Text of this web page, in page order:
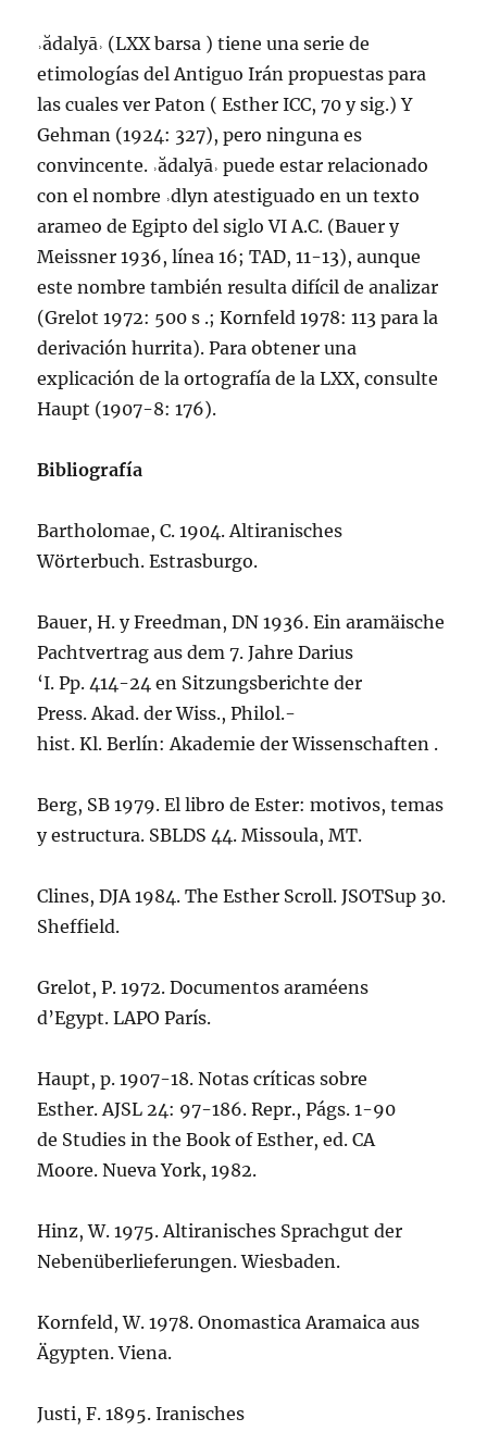
˒ădalyā˒ (LXX barsa ) tiene una serie de
etimologías del Antiguo Irán propuestas para
las cuales ver Paton ( Esther ICC, 70 y sig.) Y
Gehman (1924: 327), pero ninguna es
convincente. ˒ădalyā˒ puede estar relacionado
con el nombre ˒dlyn atestiguado en un texto
arameo de Egipto del siglo VI A.C. (Bauer y
Meissner 1936, línea 16; TAD, 11-13), aunque
este nombre también resulta difícil de analizar
(Grelot 1972: 500 s .; Kornfeld 1978: 113 para la
derivación hurrita). Para obtener una
explicación de la ortografía de la LXX, consulte
Haupt (1907-8: 176).
Bibliografía
Bartholomae, C. 1904. Altiranisches
Wörterbuch. Estrasburgo.
Bauer, H. y Freedman, DN 1936. Ein aramäische
Pachtvertrag aus dem 7. Jahre Darius
‘I. Pp. 414-24 en Sitzungsberichte der
Press. Akad. der Wiss., Philol.-
hist. Kl. Berlín: Akademie der Wissenschaften .
Berg, SB 1979. El libro de Ester: motivos, temas
y estructura. SBLDS 44. Missoula, MT.
Clines, DJA 1984. The Esther Scroll. JSOTSup 30.
Sheffield.
Grelot, P. 1972. Documentos araméens
d’Egypt. LAPO París.
Haupt, p. 1907-18. Notas críticas sobre
Esther. AJSL 24: 97-186. Repr., Págs. 1-90
de Studies in the Book of Esther, ed. CA
Moore. Nueva York, 1982.
Hinz, W. 1975. Altiranisches Sprachgut der
Nebenüberlieferungen. Wiesbaden.
Kornfeld, W. 1978. Onomastica Aramaica aus
Ägypten. Viena.
Justi, F. 1895. Iranisches